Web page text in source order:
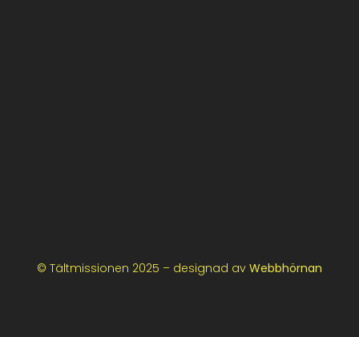
© Tältmissionen 2025 – designad av Webbhörnan